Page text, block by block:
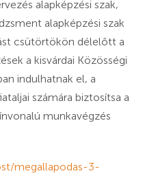
alapképzési szak,
alapképzési szak
csütörtökön délelőtt a
a kisvárdai Közösségi
indulhatnak el, a
számára biztosítsa a
munkavégzés
megallapodas-3-